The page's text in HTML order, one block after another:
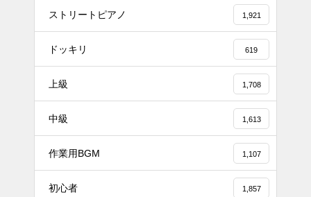
ストリートピアノ 1,921
ドッキリ 619
上級 1,708
中級 1,613
作業用BGM 1,107
初心者 1,857
#tiktok #shorts #shortsdaily #sh
ortsdance #shirose #磁石 #white
jam #ピアノ初心者 #ピアノレッ
【転生悪女の黒歴史OP】ピアノ
で「Black Flame」弾いてみた